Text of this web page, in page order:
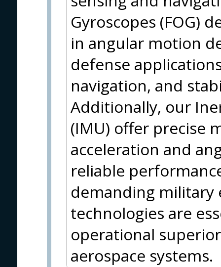
Gyroscopes (FOG)
in angular motion
defense
navigation, and
Additionally, our
(IMU) offer precise
acceleration and
reliable
demanding military
technologies are
operational
aerospace systems.